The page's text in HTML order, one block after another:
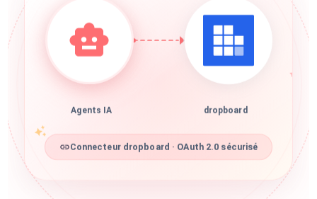
Agents IA dropboard
Connecteur dropboard · OAuth 2.0 sécurisé